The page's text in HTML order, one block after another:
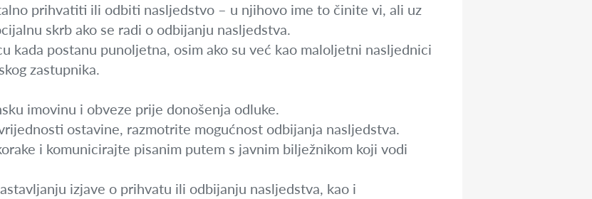
prihvatiti ili odbiti nasljedstvo – u njihovo ime to činite vi, ali uz
skrb ako se radi o odbijanju nasljedstva.
kada postanu punoljetna, osim ako su već kao maloljetni nasljednici
zastupnika.
imovinu i obveze prije donošenja odluke.
ostavine, razmotrite mogućnost odbijanja nasljedstva.
i komunicirajte pisanim putem s javnim bilježnikom koji vodi
izjave o prihvatu ili odbijanju nasljedstva, kao i